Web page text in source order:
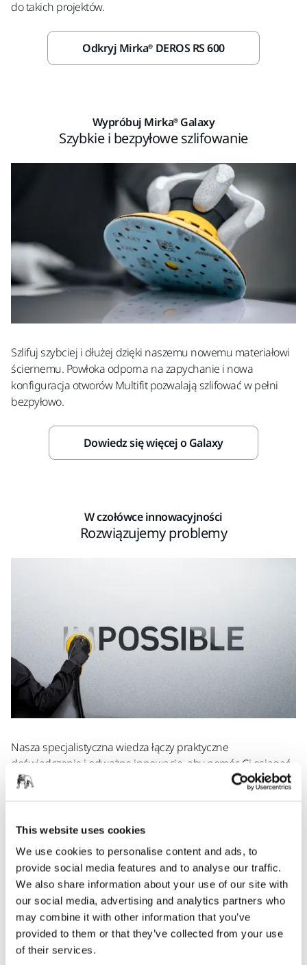
This website uses cookies
We use cookies to personalise content and ads, to
provide social media features and to analyse our traffic.
We also share information about your use of our site with
our social media, advertising and analytics partners who
may combine it with other information that you’ve
provided to them or that they’ve collected from your use
of their services.
do takich projektów.
Odkryj Mirka® DEROS RS 600
Wypróbuj Mirka® Galaxy
Szybkie i bezpyłowe szlifowanie
Szlifuj szybciej i dłużej dzięki naszemu nowemu materiałowi
ściernemu. Powłoka odporna na zapychanie i nowa
konfiguracja otworów Multifit pozwalają szlifować w pełni
bezpyłowo.
Dowiedz się więcej o Galaxy
W czołówce innowacyjności
Rozwiązujemy problemy
Nasza specjalistyczna wiedza łączy praktyczne
doświadczenie i odważne innowacje, aby pomóc Ci osiągać
lepsze wyniki.